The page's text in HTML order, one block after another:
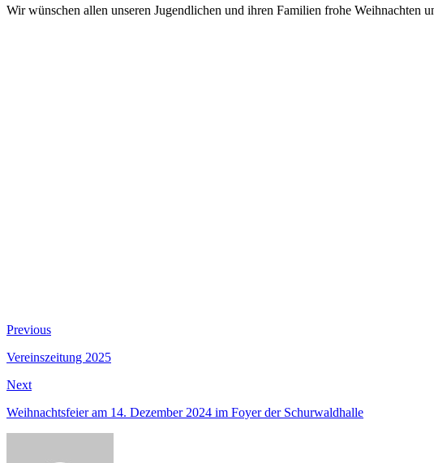
Wir wünschen allen unseren Jugendlichen und ihren Familien frohe Weihnachten
Beitragsnavigation
PreviousPrevious
Vereinszeitung 2025
NextNext
Weihnachtsfeier am 14. Dezember 2024 im Foyer der Schurwaldhalle